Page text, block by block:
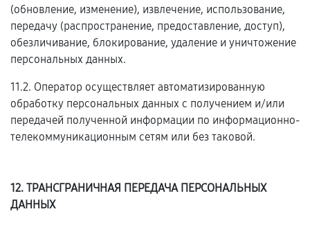
(обновление, изменение), извлечение, использование,
передачу (распространение, предоставление, доступ),
обезличивание, блокирование, удаление и уничтожение
персональных данных.
11.2. Оператор осуществляет автоматизированную
обработку персональных данных с получением и/или
передачей полученной информации по информационно-
телекоммуникационным сетям или без таковой.
12. ТРАНСГРАНИЧНАЯ ПЕРЕДАЧА ПЕРСОНАЛЬНЫХ
ДАННЫХ